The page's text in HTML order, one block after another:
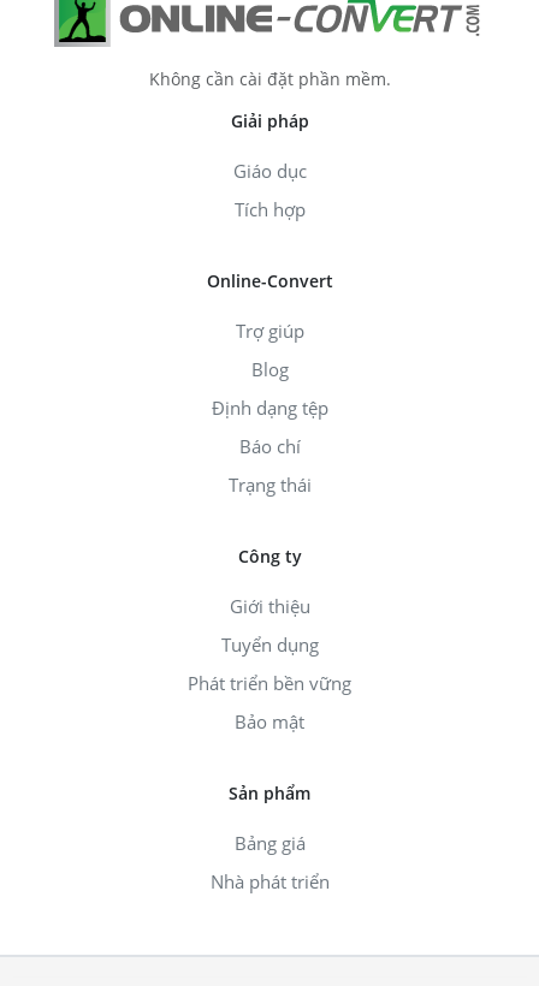
Không cần cài đặt phần mềm.
Giải pháp
Giáo dục
Tích hợp
Online-Convert
Trợ giúp
Blog
Định dạng tệp
Báo chí
Trạng thái
Công ty
Giới thiệu
Tuyển dụng
Phát triển bền vững
Bảo mật
Sản phẩm
Bảng giá
Nhà phát triển